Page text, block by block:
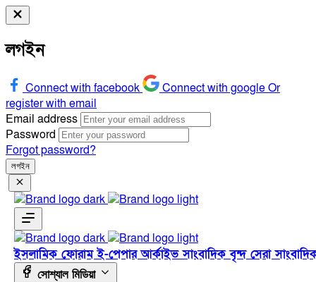
লগইন
Connect with facebook Connect with googleOr
register with email
Email address
Password
Forgot password?
লগইন
ইসলামিক ফোরামই-পেপারআর্কাইভসাংবাদিক বৃন্দসেরা
সোশ্যাল মিডিয়া